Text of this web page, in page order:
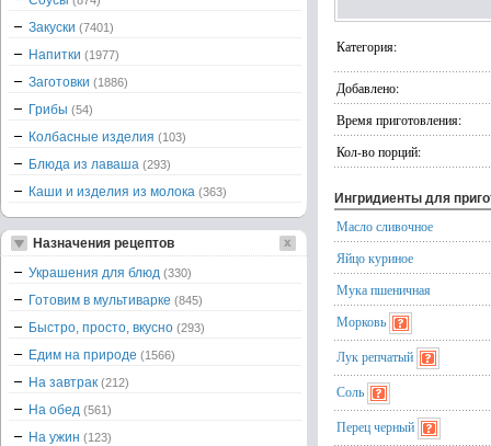
Категория:
Добавлено:
Время приготовления:
Кол-во порций:
Ингридиенты для
Масло сливочное
Яйцо куриное
Мука пшеничная
Морковь
Лук репчатый
Соль
Перец черный
Закуски (7401)
Напитки (1977)
Заготовки (1886)
Грибы (54)
Колбасные изделия (103)
Блюда из лаваша (293)
Каши и изделия из молока (363)
Назначения рецептов
Украшения для блюд (330)
Готовим в мультиварке (845)
Быстро, просто, вкусно (293)
Едим на природе (1566)
На завтрак (212)
На обед (561)
На ужин (123)